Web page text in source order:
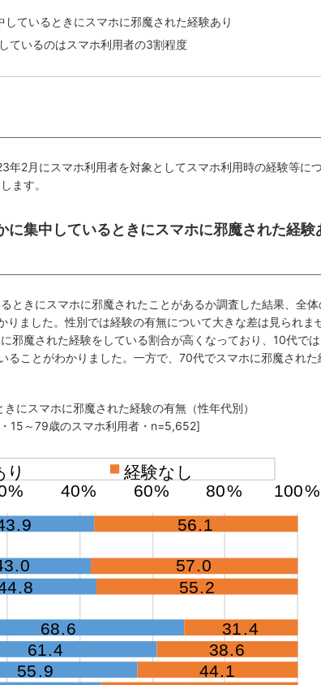
ているときにスマホに邪魔された経験あり
ているのはスマホ利用者の3割程度
年2月にスマホ利用者を対象としてスマホ利用時の経験等につ
ます。
に集中しているときにスマホに邪魔された経験
ときにスマホに邪魔されたことがあるか調査した結果、全体
りました。性別では経験の有無について大きな差は見られま
邪魔された経験をしている割合が高くなっており、10代では
ことがわかりました。一方で、70代でスマホに邪魔された
にスマホに邪魔された経験の有無（性年代別）
15～79歳のスマホ利用者・n=5,652]